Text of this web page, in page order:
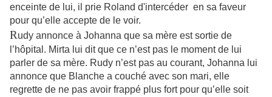
enceinte de lui, il prie Roland d'intercéder en sa faveur
pour qu’elle accepte de le voir.
Rudy annonce à Johanna que sa mère est sortie de
l’hôpital. Mirta lui dit que ce n’est pas le moment de lui
parler de sa mère. Rudy n’est pas au courant, Johanna lui
annonce que Blanche a couché avec son mari, elle
regrette de ne pas avoir frappé plus fort pour qu’elle soit